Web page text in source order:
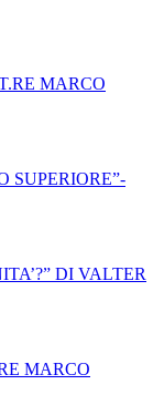
MARCO
SUPERIORE”-
DI VALTER
MARCO